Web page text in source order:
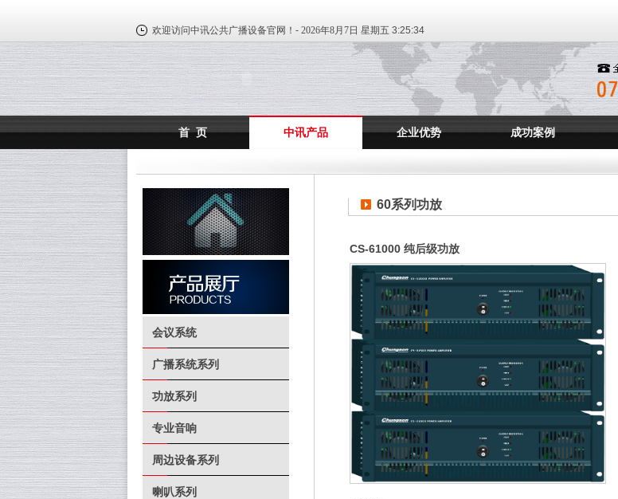
欢迎访问中讯公共广播设备官网！- 2026年8月7日 星期五 3:25:34
首 页 中讯产品 企业优势 成功案例
会议系统
广播系统系列
功放系列
专业音响
周边设备系列
喇叭系列
60系列功放
CS-61000 纯后级功放